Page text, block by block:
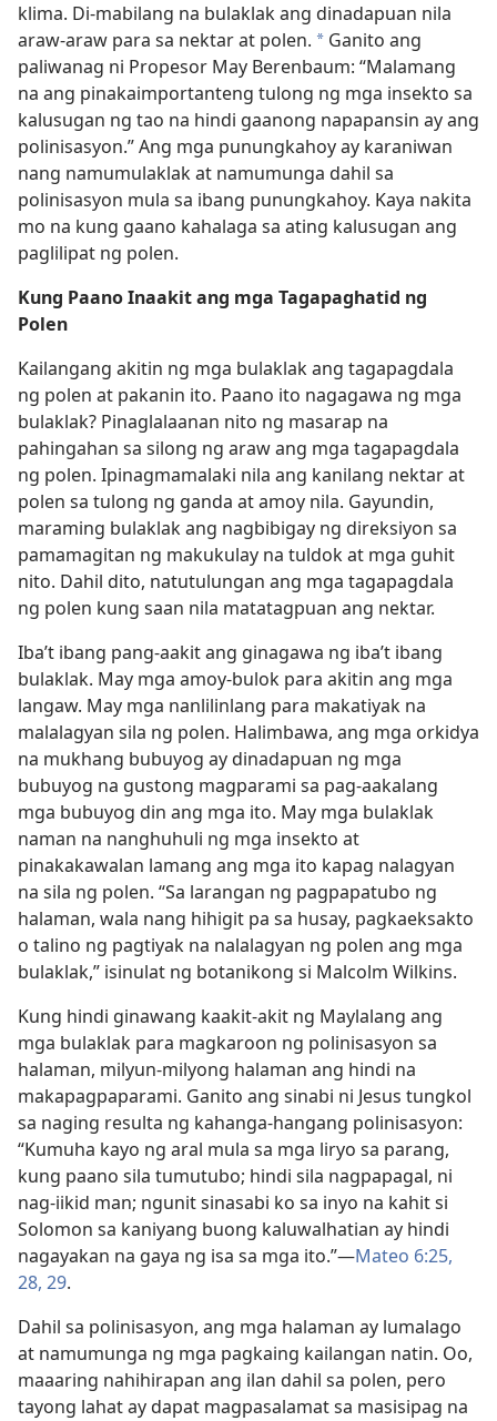
klima. Di-mabilang na bulaklak ang dinadapuan nila
araw-araw para sa nektar at polen. * Ganito ang
paliwanag ni Propesor May Berenbaum: “Malamang
na ang pinakaimportanteng tulong ng mga insekto sa
kalusugan ng tao na hindi gaanong napapansin ay ang
polinisasyon.” Ang mga punungkahoy ay karaniwan
nang namumulaklak at namumunga dahil sa
polinisasyon mula sa ibang punungkahoy. Kaya nakita
mo na kung gaano kahalaga sa ating kalusugan ang
paglilipat ng polen.
Kung Paano Inaakit ang mga Tagapaghatid ng
Polen
Kailangang akitin ng mga bulaklak ang tagapagdala
ng polen at pakanin ito. Paano ito nagagawa ng mga
bulaklak? Pinaglalaanan nito ng masarap na
pahingahan sa silong ng araw ang mga tagapagdala
ng polen. Ipinagmamalaki nila ang kanilang nektar at
polen sa tulong ng ganda at amoy nila. Gayundin,
maraming bulaklak ang nagbibigay ng direksiyon sa
pamamagitan ng makukulay na tuldok at mga guhit
nito. Dahil dito, natutulungan ang mga tagapagdala
ng polen kung saan nila matatagpuan ang nektar.
Iba’t ibang pang-aakit ang ginagawa ng iba’t ibang
bulaklak. May mga amoy-bulok para akitin ang mga
langaw. May mga nanlilinlang para makatiyak na
malalagyan sila ng polen. Halimbawa, ang mga orkidya
na mukhang bubuyog ay dinadapuan ng mga
bubuyog na gustong magparami sa pag-aakalang
mga bubuyog din ang mga ito. May mga bulaklak
naman na nanghuhuli ng mga insekto at
pinakakawalan lamang ang mga ito kapag nalagyan
na sila ng polen. “Sa larangan ng pagpapatubo ng
halaman, wala nang hihigit pa sa husay, pagkaeksakto
o talino ng pagtiyak na nalalagyan ng polen ang mga
bulaklak,” isinulat ng botanikong si Malcolm Wilkins.
Kung hindi ginawang kaakit-akit ng Maylalang ang
mga bulaklak para magkaroon ng polinisasyon sa
halaman, milyun-milyong halaman ang hindi na
makapagpaparami. Ganito ang sinabi ni Jesus tungkol
sa naging resulta ng kahanga-hangang polinisasyon:
“Kumuha kayo ng aral mula sa mga liryo sa parang,
kung paano sila tumutubo; hindi sila nagpapagal, ni
nag-iikid man; ngunit sinasabi ko sa inyo na kahit si
Solomon sa kaniyang buong kaluwalhatian ay hindi
nagayakan na gaya ng isa sa mga ito.”​—Mateo 6:25,
28, 29.
Dahil sa polinisasyon, ang mga halaman ay lumalago
at namumunga ng mga pagkaing kailangan natin. Oo,
maaaring nahihirapan ang ilan dahil sa polen, pero
tayong lahat ay dapat magpasalamat sa masisipag na